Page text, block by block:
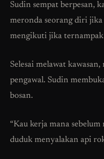
Sudin sempat berpesan,
meronda seorang diri
mengikuti jika ternampak
Selesai melawat
pengawal. Sudin
bosan.
“Kau kerja mana
duduk menyalakan api